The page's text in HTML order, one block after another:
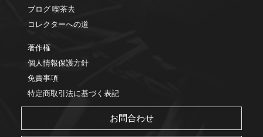
ブログ 喫茶去
コレクターへの道
著作権
個人情報保護方針
免責事項
特定商取引法に基づく表記
お問合わせ